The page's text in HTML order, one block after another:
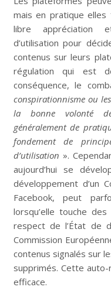
mais en pratique
libre appréciation
d’utilisation pour
contenus sur leurs
régulation qui est
conséquence, le
conspirationnisme ou
la bonne volonté
généralement de
fondement de
d’utilisation ».
aujourd’hui se
développement d’un
Facebook, peut
lorsqu’elle touche
respect de l’État de
Commission
contenus signalés sur
supprimés. Cette
efficace.